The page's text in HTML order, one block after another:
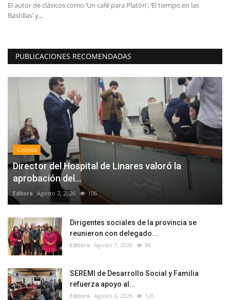
El autor de clásicos como ‘Un café para Platón’, ‘El tiempo en las
Bastillas’ y...
PUBLICACIONES RECOMENDADAS
Crónica
Director del Hospital de Linares valoró la
aprobación del...
Editora Agosto 7, 2026 106
Dirigentes sociales de la provincia se
reunieron con delegado...
Editora Agosto 7, 2026 86
SEREMI de Desarrollo Social y Familia
refuerza apoyo al...
Editora Agosto 6, 2026 126